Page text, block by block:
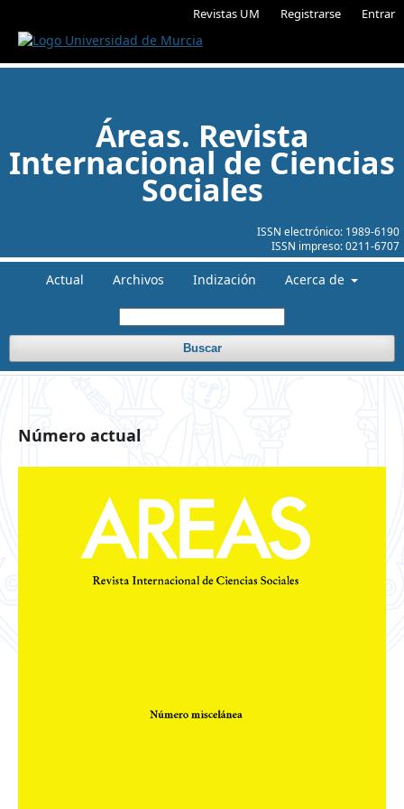
Revistas UM Registrarse Entrar
ISSN electrónico: 1989-6190
ISSN impreso:0211-6707
Áreas. Revista
Internacional de Ciencias
Sociales
Actual Archivos Indización Acerca de
Buscar
Número actual